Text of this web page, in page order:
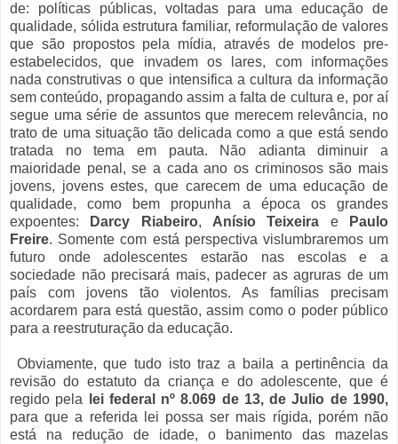
de: políticas públicas, voltadas para uma educação de
qualidade, sólida estrutura familiar, reformulação de valores
que são propostos pela mídia, através de modelos pre-
estabelecidos, que invadem os lares, com informações
nada construtivas o que intensifica a cultura da informação
sem conteúdo, propagando assim a falta de cultura e, por aí
segue uma série de assuntos que merecem relevância, no
trato de uma situação tão delicada como a que está sendo
tratada no tema em pauta. Não adianta diminuir a
maioridade penal, se a cada ano os criminosos são mais
jovens, jovens estes, que carecem de uma educação de
qualidade, como bem propunha a época os grandes
expoentes:
Darcy Riabeiro, Anísio Teixeira e
Paulo
Freire. Somente com está perspectiva vislumbraremos um
futuro onde adolescentes estarão nas escolas e a
sociedade não precisará mais, padecer as agruras de um
país com jovens tão violentos. As famílias precisam
acordarem para está questão, assim como o poder público
para a reestruturação da educação.
Obviamente, que tudo isto traz a baila a pertinência da
revisão do estatuto da criança e do adolescente, que é
regido pela
lei federal nº 8.069 de 13, de Julio de 1990,
para que a referida lei possa ser mais rígida, porém não
está na redução de idade, o banimento das mazelas